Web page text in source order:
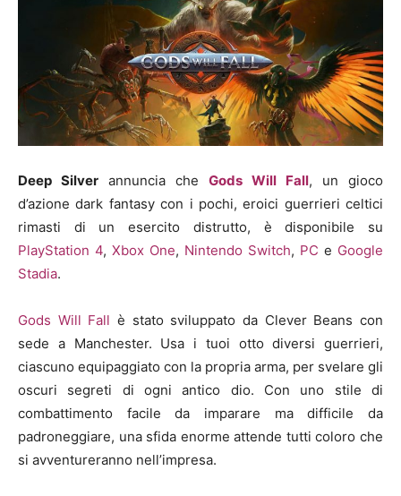
Deep Silver annuncia che Gods Will Fall, un gioco
d’azione dark fantasy con i pochi, eroici guerrieri celtici
rimasti di un esercito distrutto, è disponibile su
PlayStation 4, Xbox One, Nintendo Switch, PC e Google
Stadia.
Gods Will Fall è stato sviluppato da Clever Beans con
sede a Manchester. Usa i tuoi otto diversi guerrieri,
ciascuno equipaggiato con la propria arma, per svelare gli
oscuri segreti di ogni antico dio. Con uno stile di
combattimento facile da imparare ma difficile da
padroneggiare, una sfida enorme attende tutti coloro che
si avventureranno nell’impresa.